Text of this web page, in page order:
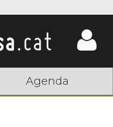
Agenda